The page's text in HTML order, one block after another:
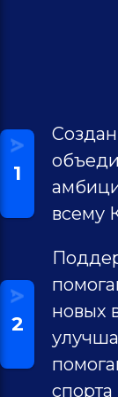
1
всему
2
новых
спорта